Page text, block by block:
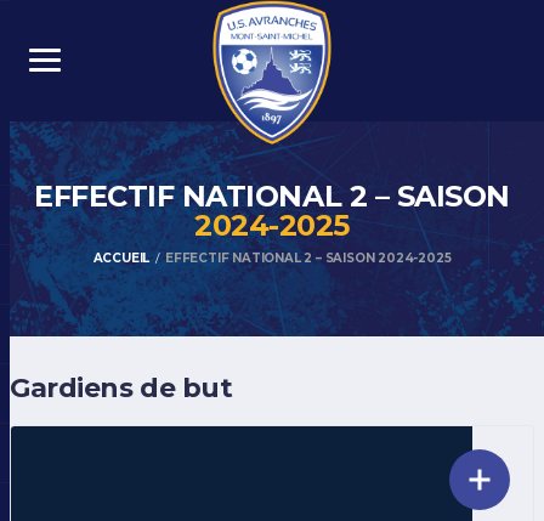
EFFECTIF NATIONAL 2 – SAISON
2024-2025
ACCUEIL EFFECTIF NATIONAL 2 – SAISON 2024-2025
Gardiens de but